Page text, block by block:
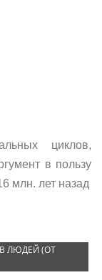
циклов,
в пользу
млн. лет назад
ЛЮДЕЙ (ОТ